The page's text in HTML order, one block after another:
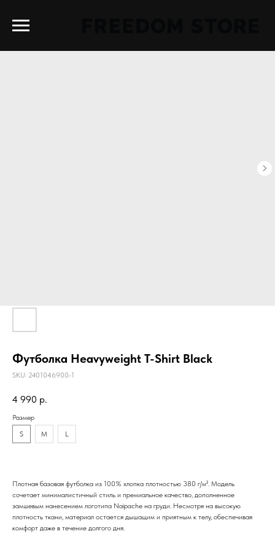
Футболка Heavyweight T-Shirt Black
SKU: 2401046900-1
4 990 р.
Размер
S
M L
Плотная базовая футболка из 100% хлопка плотностью 380 г/м². Модель
сочетает минималистичный стиль и премиальное качество, дополненное
замшевым нанесением логотипа Naipache на груди. Несмотря на высокую
плотность ткани, материал остается дышащим и приятным к телу, обеспечивая
комфорт даже в течение долгого дня.